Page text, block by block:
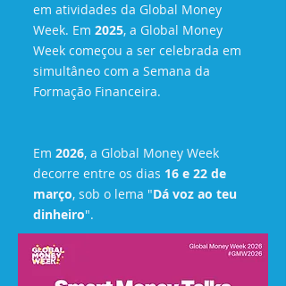
em atividades da Global Money
Week. Em 2025, a Global Money
Week começou a ser celebrada em
simultâneo com a Semana da
Formação Financeira.
Em 2026, a Global Money Week
decorre entre os dias 16 e 22 de
março, sob o lema "Dá voz ao teu
dinheiro".